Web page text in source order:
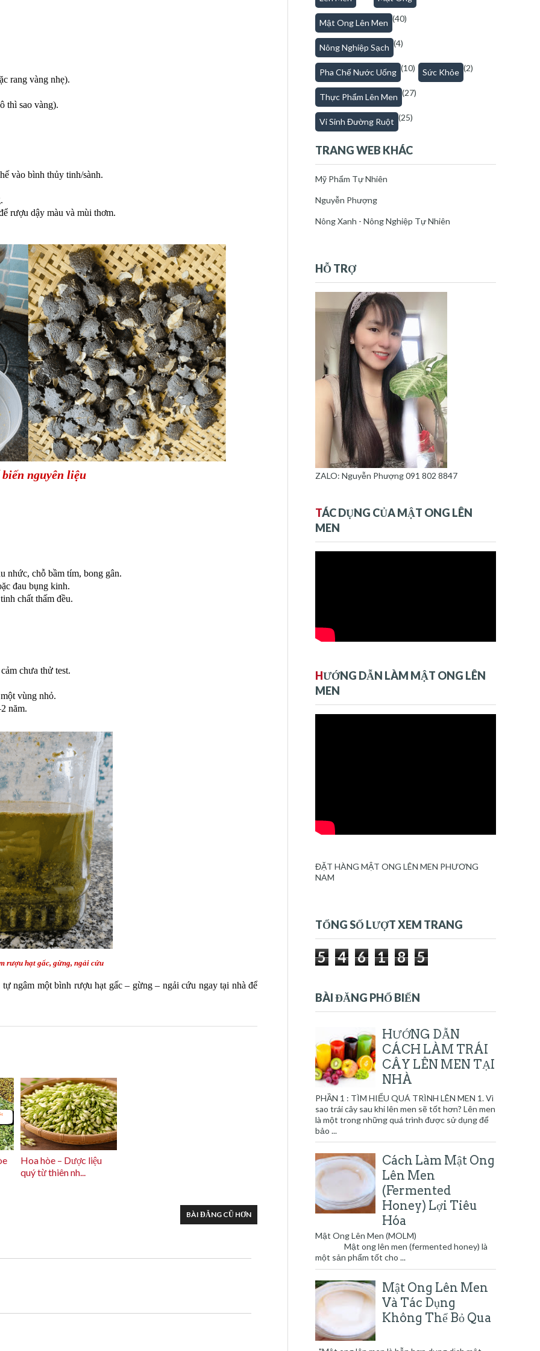
rang vàng nhẹ).
thì sao vàng).
vào bình thủy tinh/sành.
rượu dậy màu và mùi thơm.
biến nguyên liệu
nhức, chỗ bầm tím, bong gân.
đau bụng kinh.
chất thấm đều.
chưa thử test.
vùng nhỏ.
năm.
rượu hạt gấc, gừng, ngải cứu
ngâm một bình rượu hạt gấc – gừng – ngải cứu ngay tại nhà để
Hoa hòe – Dược liệu
quý từ thiên nh...
BÀI ĐĂNG CŨ HƠN
Mật Ong Lên Men (40)
Nông Nghiệp Sạch (4)
Pha Chế Nước Uống (10) Sức Khỏe (2)
Thực Phẩm Lên Men (27)
Vi Sinh Đường Ruột (25)
TRANG WEB KHÁC
Mỹ Phẩm Tự Nhiên
Nguyễn Phượng
Nông Xanh - Nông Nghiệp Tự Nhiên
HỖ TRỢ
ZALO: Nguyễn Phượng 091 802 8847
TÁC DỤNG CỦA MẬT ONG LÊN
MEN
HƯỚNG DẪN LÀM MẬT ONG LÊN
MEN
ĐẶT HÀNG MẬT ONG LÊN MEN PHƯƠNG
NAM
TỔNG SỐ LƯỢT XEM TRANG
5 4 6 1 8 5
BÀI ĐĂNG PHỔ BIẾN
HƯỚNG DẪN
CÁCH LÀM TRÁI
CÂY LÊN MEN TẠI
NHÀ
PHẦN 1 : TÌM HIỂU QUÁ TRÌNH LÊN MEN 1. Vì
sao trái cây sau khi lên men sẽ tốt hơn? Lên men
là một trong những quá trình được sử dụng để
bảo ...
Cách Làm Mật Ong
Lên Men
(Fermented
Honey) Lợi Tiêu
Hóa
Mật Ong Lên Men (MOLM)
Mật ong lên men (fermented honey) là
một sản phẩm tốt cho ...
Mật Ong Lên Men
Và Tác Dụng
Không Thể Bỏ Qua